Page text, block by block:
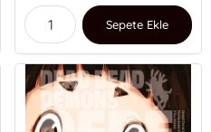
Sepete Ekle